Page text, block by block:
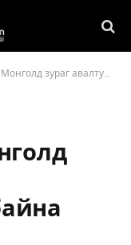
үргэлжлүүлсээр байна (ФОТО)